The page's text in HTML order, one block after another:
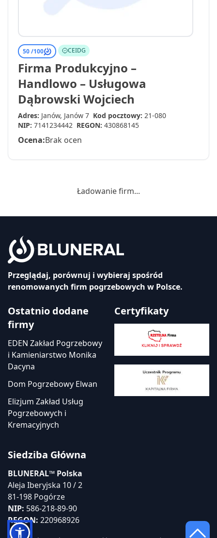
50 /100 CEIDG
Firma Produkcyjno –
Handlowo – Usługowa
Dąbrowski Wojciech
Adres: Janów, Janów 7 Kod pocztowy: 21-080
NIP: 7141234442 REGON: 430868145
Ocena:Brak ocen
Ładowanie firm...
Przeglądaj, porównuj i wybieraj spośród
renomowanych firm pogrzebowych w Polsce.
Ostatnio dodane
firmy
EDEN Zakład Pogrzebowy
i Kamieniarstwo Monika
Dacyna
Dom Pogrzebowy Elwan
Elizjum Zakład Usług
Pogrzebowych i
Kremacyjnych
Certyfikaty
Siedziba Główna
BLUNERAL™ Polska
Aleja Iberyjska 10 / 2
81-198 Pogórze
NIP: 586-218-89-90
REGON: 220968926